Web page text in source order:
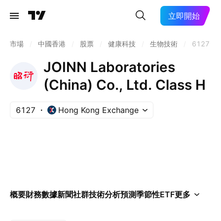
立即開始
市場 中國香港 股票 健康科技 生物技術 6127
JOINN Laboratories
(China) Co., Ltd. Class H
6127 Hong Kong Exchange
概要財務數據新聞社群技術分析預測季節性ETF更多